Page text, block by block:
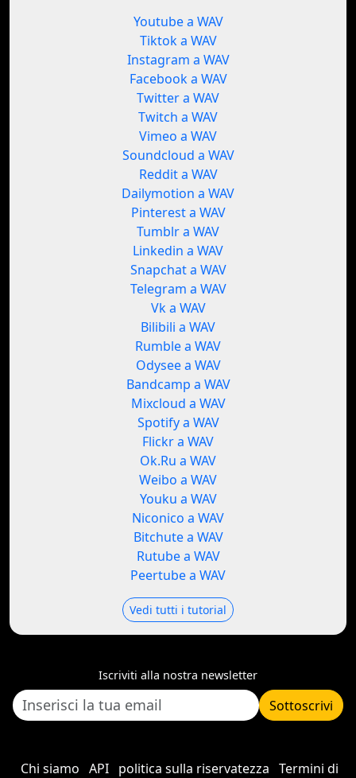
Youtube a WAV
Tiktok a WAV
Instagram a WAV
Facebook a WAV
Twitter a WAV
Twitch a WAV
Vimeo a WAV
Soundcloud a WAV
Reddit a WAV
Dailymotion a WAV
Pinterest a WAV
Tumblr a WAV
Linkedin a WAV
Snapchat a WAV
Telegram a WAV
Vk a WAV
Bilibili a WAV
Rumble a WAV
Odysee a WAV
Bandcamp a WAV
Mixcloud a WAV
Spotify a WAV
Flickr a WAV
Ok.Ru a WAV
Weibo a WAV
Youku a WAV
Niconico a WAV
Bitchute a WAV
Rutube a WAV
Peertube a WAV
Vedi tutti i tutorial
Iscriviti alla nostra newsletter
Sottoscrivi
Chi siamo API politica sulla riservatezza Termini di